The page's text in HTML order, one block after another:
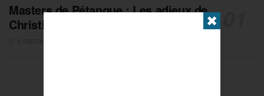
Masters de Pétanque : Les adieux de
Christian Fazzino
✖